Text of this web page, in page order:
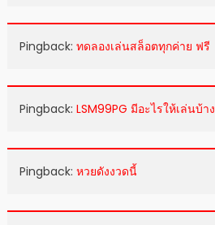
Pingback: ทดลองเล่นสล็อตทุกค่าย ฟรี
Pingback: LSM99PG มีอะไรให้เล่นบ้าง
Pingback: หวยดังงวดนี้